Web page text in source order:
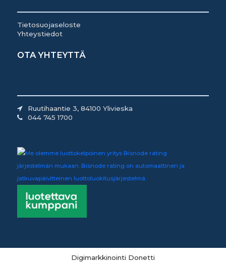
Tietosuojaseloste
Yhteystiedot
OTA YHTEYTTÄ
Ruutihaantie 3, 84100 Ylivieska
044 745 1700
Digimarkkinointi Donetti